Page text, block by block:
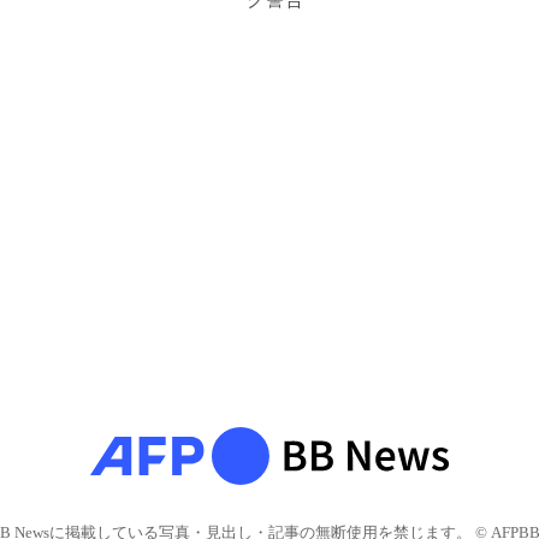
Newsに掲載している写真・見出し・記事の無断使用を禁じます。 © AFPBB